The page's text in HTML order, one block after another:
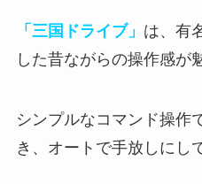
「三国ドライブ」 は、有
した昔ながらの操作感が
シンプルなコマンド操作
き、オートで手放しにし